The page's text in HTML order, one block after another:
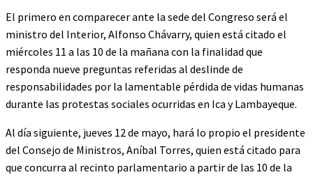
El primero en comparecer ante la sede del Congreso será el
ministro del Interior, Alfonso Chávarry, quien está citado el
miércoles 11 a las 10 de la mañana con la finalidad que
responda nueve preguntas referidas al deslinde de
responsabilidades por la lamentable pérdida de vidas humanas
durante las protestas sociales ocurridas en Ica y Lambayeque.
Al día siguiente, jueves 12 de mayo, hará lo propio el presidente
del Consejo de Ministros, Aníbal Torres, quien está citado para
que concurra al recinto parlamentario a partir de las 10 de la